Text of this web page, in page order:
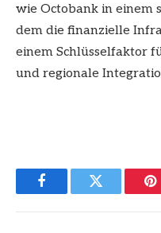
wie Octobank in einem
dem die finanzielle
einem Schlüsselfaktor
und regionale
FacebookTwitter